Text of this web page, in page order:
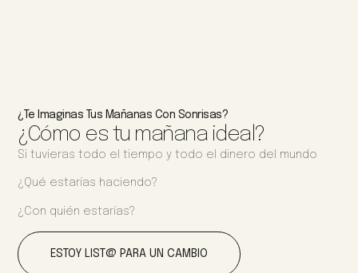
¿Te Imaginas Tus Mañanas Con Sonrisas?
¿Cómo es tu mañana ideal?
Si tuvieras todo el tiempo y todo el dinero del mundo
¿Qué estarías haciendo?
¿Con quién estarías?
ESTOY LIST@ PARA UN CAMBIO